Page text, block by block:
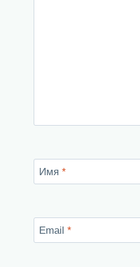
Имя *
Email *